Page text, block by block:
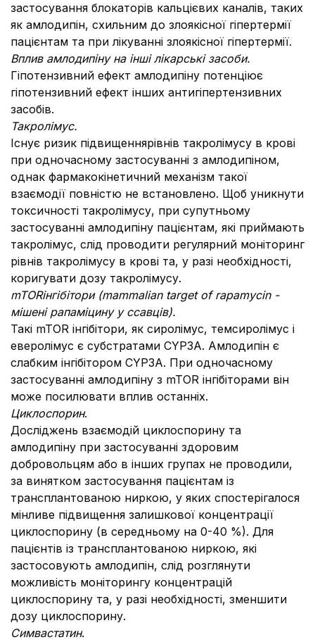
застосування блокаторів кальцієвих каналів, таких
як амлодипін, схильним до злоякісної гіпертермії
пацієнтам та при лікуванні злоякісної гіпертермії.
Вплив амлодипіну на інші лікарські засоби.
Гіпотензивний ефект амлодипіну потенціює
гіпотензивний ефект інших антигіпертензивних
засобів.
Такролімус.
Існує ризик підвищеннярівнів такролімусу в крові
при одночасному застосуванні з амлодипіном,
однак фармакокінетичний механізм такої
взаємодії повністю не встановлено. Щоб уникнути
токсичності такролімусу, при супутньому
застосуванні амлодипіну пацієнтам, які приймають
такролімус, слід проводити регулярний моніторинг
рівнів такролімусу в крові та, у разі необхідності,
коригувати дозу такролімусу.
mTORінгібітори (mammalian target of rapamycin -
мішені рапаміцину у ссавців).
Такі mTOR інгібітори, як сиролімус, темсиролімус і
еверолімус є субстратами CYP3A. Амлодипін є
слабким інгібітором CYP3A. При одночасному
застосуванні амлодипіну з mTOR інгібіторами він
може посилювати вплив останніх.
Циклоспорин.
Досліджень взаємодій циклоспорину та
амлодипіну при застосуванні здоровим
добровольцям або в інших групах не проводили,
за винятком застосування пацієнтам із
трансплантованою ниркою, у яких спостерігалося
мінливе підвищення залишкової концентрації
циклоспорину (в середньому на 0-40 %). Для
пацієнтів із трансплантованою ниркою, які
застосовують амлодипін, слід розглянути
можливість моніторингу концентрацій
циклоспорину та, у разі необхідності, зменшити
дозу циклоспорину.
Симвастатин.